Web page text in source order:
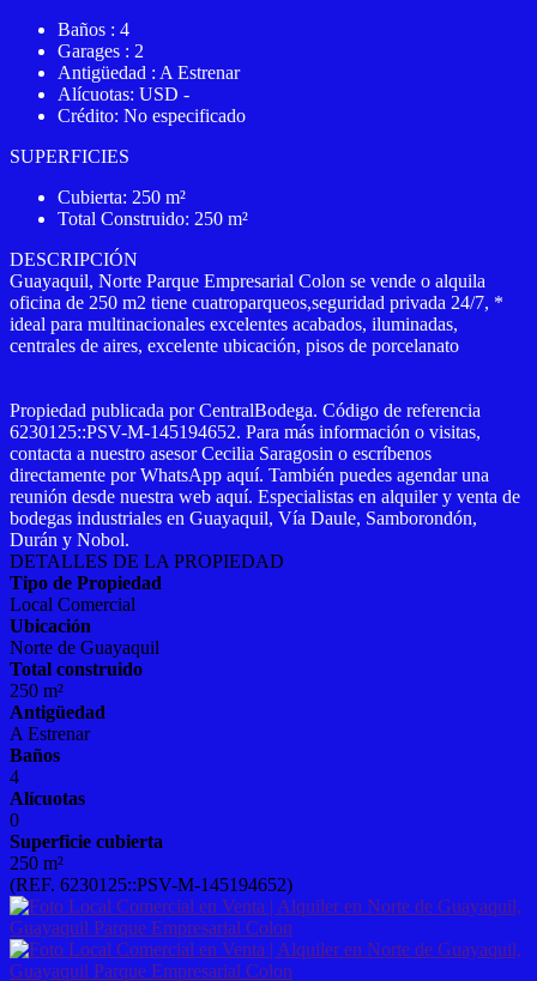
Baños : 4
Garages : 2
Antigüedad : A Estrenar
Alícuotas: USD -
Crédito: No especificado
SUPERFICIES
Cubierta: 250 m²
Total Construido: 250 m²
DESCRIPCIÓN
Guayaquil, Norte Parque Empresarial Colon se vende o alquila
oficina de 250 m2 tiene cuatroparqueos,seguridad privada 24/7, *
ideal para multinacionales excelentes acabados, iluminadas,
centrales de aires, excelente ubicación, pisos de porcelanato
Propiedad publicada por CentralBodega. Código de referencia
6230125::PSV-M-145194652. Para más información o visitas,
contacta a nuestro asesor Cecilia Saragosin o escríbenos
directamente por WhatsApp aquí. También puedes agendar una
reunión desde nuestra web aquí. Especialistas en alquiler y venta de
bodegas industriales en Guayaquil, Vía Daule, Samborondón,
Durán y Nobol.
DETALLES DE LA PROPIEDAD
Tipo de Propiedad
Local Comercial
Ubicación
Norte de Guayaquil
Total construido
250 m²
Antigüedad
A Estrenar
Baños
4
Alícuotas
0
Superficie cubierta
250 m²
(REF. 6230125::PSV-M-145194652)